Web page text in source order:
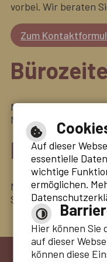
vorbei. Wir beraten
Zum
Montag bis Freitag:
Montag bis
Montag bis Freitag:
Samstag und
Auf dieser
essentielle
wichtige
ermöglichen.
Hier können Sie
auf dieser
können diese